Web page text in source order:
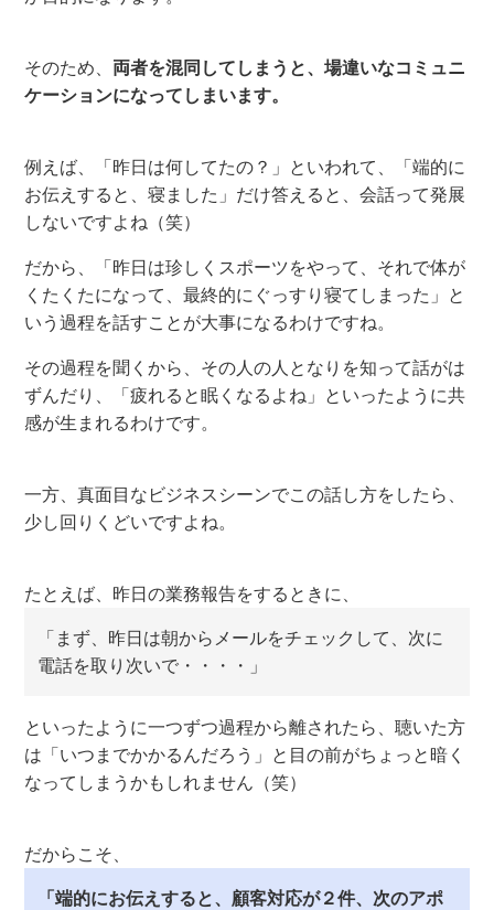
そのため、 両者を混同してしまうと、場違いなコミュニ
ケーションになってしまいます。
例えば、「昨日は何してたの？」といわれて、「端的に
お伝えすると、寝ました」だけ答えると、会話って発展
しないですよね（笑）
だから、「昨日は珍しくスポーツをやって、それで体が
くたくたになって、最終的にぐっすり寝てしまった」と
いう過程を話すことが大事になるわけですね。
その過程を聞くから、その人の人となりを知って話がは
ずんだり、「疲れると眠くなるよね」といったように共
感が生まれるわけです。
一方、真面目なビジネスシーンでこの話し方をしたら、
少し回りくどいですよね。
たとえば、昨日の業務報告をするときに、
「まず、昨日は朝からメールをチェックして、次に
電話を取り次いで・・・・」
といったように一つずつ過程から離されたら、聴いた方
は「いつまでかかるんだろう」と目の前がちょっと暗く
なってしまうかもしれません（笑）
だからこそ、
「端的にお伝えすると、顧客対応が２件、次のアポ